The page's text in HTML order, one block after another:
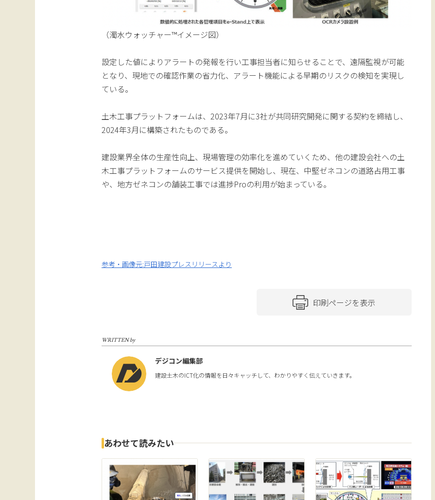
（濁水ウォッチャー™イメージ図）
設定した値によりアラートの発報を行い工事担当者に知らせることで、遠隔監視が可能
となり、現地での確認作業の省力化、アラート機能による早期のリスクの検知を実現し
ている。
土木工事プラットフォームは、2023年7月に3社が共同研究開発に関する契約を締結し、
2024年3月に構築されたものである。
建設業界全体の生産性向上、現場管理の効率化を進めていくため、他の建設会社への土
木工事プラットフォームのサービス提供を開始し、現在、中堅ゼネコンの道路占用工事
や、地方ゼネコンの舗装工事では進捗Proの利用が始まっている。
参考・画像元:戸田建設プレスリリースより
印刷ページを表示
WRITTEN by
デジコン編集部
建設土木のICT化の情報を日々キャッチして、わかりやすく伝えていきます。
あわせて読みたい